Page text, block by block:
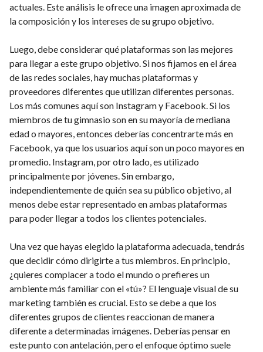
actuales. Este análisis le ofrece una imagen aproximada de
la composición y los intereses de su grupo objetivo.
Luego, debe considerar qué plataformas son las mejores
para llegar a este grupo objetivo. Si nos fijamos en el área
de las redes sociales, hay muchas plataformas y
proveedores diferentes que utilizan diferentes personas.
Los más comunes aquí son Instagram y Facebook. Si los
miembros de tu gimnasio son en su mayoría de mediana
edad o mayores, entonces deberías concentrarte más en
Facebook, ya que los usuarios aquí son un poco mayores en
promedio. Instagram, por otro lado, es utilizado
principalmente por jóvenes. Sin embargo,
independientemente de quién sea su público objetivo, al
menos debe estar representado en ambas plataformas
para poder llegar a todos los clientes potenciales.
Una vez que hayas elegido la plataforma adecuada, tendrás
que decidir cómo dirigirte a tus miembros. En principio,
¿quieres complacer a todo el mundo o prefieres un
ambiente más familiar con el «tú»? El lenguaje visual de su
marketing también es crucial. Esto se debe a que los
diferentes grupos de clientes reaccionan de manera
diferente a determinadas imágenes. Deberías pensar en
este punto con antelación, pero el enfoque óptimo suele